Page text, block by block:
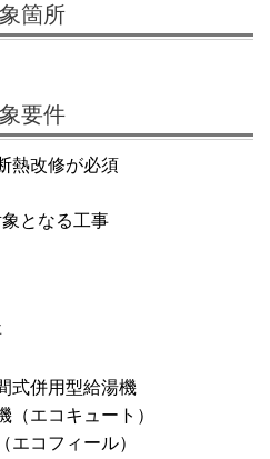
箇所
要件
熱改修が必須
となる工事
式併用型給湯機
（エコキュート）
エコフィール）